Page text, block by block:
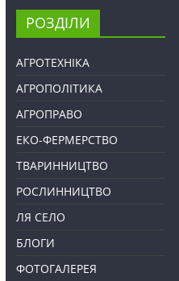
РОЗДІЛИ
АГРОТЕХНІКА
АГРОПОЛІТИКА
АГРОПРАВО
ЕКО-ФЕРМЕРСТВО
ТВАРИННИЦТВО
РОСЛИННИЦТВО
ЛЯ СЕЛО
БЛОГИ
ФОТОГАЛЕРЕЯ